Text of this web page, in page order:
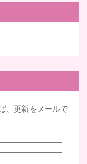
、更新をメールで